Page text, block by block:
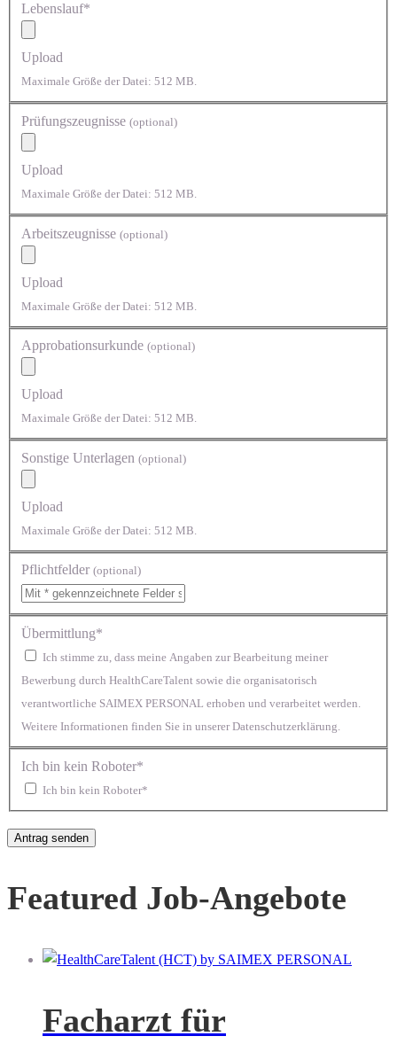
Lebenslauf*
Upload
Maximale Größe der Datei: 512 MB.
Prüfungszeugnisse (optional)
Upload
Maximale Größe der Datei: 512 MB.
Arbeitszeugnisse (optional)
Upload
Maximale Größe der Datei: 512 MB.
Approbationsurkunde (optional)
Upload
Maximale Größe der Datei: 512 MB.
Sonstige Unterlagen (optional)
Upload
Maximale Größe der Datei: 512 MB.
Pflichtfelder (optional)
Übermittlung*
Ich stimme zu, dass meine Angaben zur Bearbeitung meiner
Bewerbung durch HealthCareTalent sowie die organisatorisch
verantwortliche SAIMEX PERSONAL erhoben und verarbeitet werden.
Weitere Informationen finden Sie in unserer Datenschutzerklärung.
Ich bin kein Roboter*
Ich bin kein Roboter*
Featured Job-Angebote
Facharzt für